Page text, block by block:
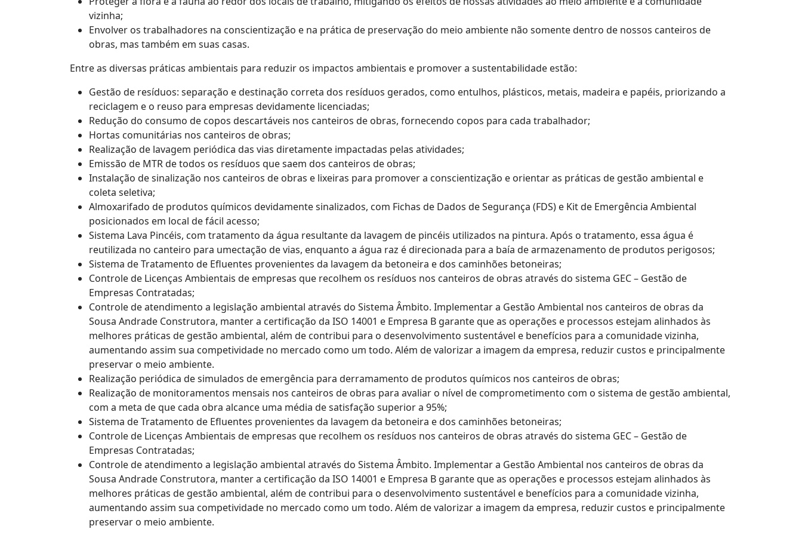
vizinha;
Envolver os trabalhadores na conscientização e na prática de preservação do meio ambiente não somente dentro de nossos canteiros de
obras, mas também em suas casas.
Entre as diversas práticas ambientais para reduzir os impactos ambientais e promover a sustentabilidade estão:
Gestão de resíduos: separação e destinação correta dos resíduos gerados, como entulhos, plásticos, metais, madeira e papéis, priorizando a
reciclagem e o reuso para empresas devidamente licenciadas;
Redução do consumo de copos descartáveis nos canteiros de obras, fornecendo copos para cada trabalhador;
Hortas comunitárias nos canteiros de obras;
Realização de lavagem periódica das vias diretamente impactadas pelas atividades;
Emissão de MTR de todos os resíduos que saem dos canteiros de obras;
Instalação de sinalização nos canteiros de obras e lixeiras para promover a conscientização e orientar as práticas de gestão ambiental e
coleta seletiva;
Almoxarifado de produtos químicos devidamente sinalizados, com Fichas de Dados de Segurança (FDS) e Kit de Emergência Ambiental
posicionados em local de fácil acesso;
Sistema Lava Pincéis, com tratamento da água resultante da lavagem de pincéis utilizados na pintura. Após o tratamento, essa água é
reutilizada no canteiro para umectação de vias, enquanto a água raz é direcionada para a baía de armazenamento de produtos perigosos;
Sistema de Tratamento de Efluentes provenientes da lavagem da betoneira e dos caminhões betoneiras;
Controle de Licenças Ambientais de empresas que recolhem os resíduos nos canteiros de obras através do sistema GEC – Gestão de
Empresas Contratadas;
Controle de atendimento a legislação ambiental através do Sistema Âmbito. Implementar a Gestão Ambiental nos canteiros de obras da
Sousa Andrade Construtora, manter a certificação da ISO 14001 e Empresa B garante que as operações e processos estejam alinhados às
melhores práticas de gestão ambiental, além de contribui para o desenvolvimento sustentável e benefícios para a comunidade vizinha,
aumentando assim sua competividade no mercado como um todo. Além de valorizar a imagem da empresa, reduzir custos e principalmente
preservar o meio ambiente.
Realização periódica de simulados de emergência para derramamento de produtos químicos nos canteiros de obras;
Realização de monitoramentos mensais nos canteiros de obras para avaliar o nível de comprometimento com o sistema de gestão ambiental,
com a meta de que cada obra alcance uma média de satisfação superior a 95%;
Sistema de Tratamento de Efluentes provenientes da lavagem da betoneira e dos caminhões betoneiras;
Controle de Licenças Ambientais de empresas que recolhem os resíduos nos canteiros de obras através do sistema GEC – Gestão de
Empresas Contratadas;
Controle de atendimento a legislação ambiental através do Sistema Âmbito. Implementar a Gestão Ambiental nos canteiros de obras da
Sousa Andrade Construtora, manter a certificação da ISO 14001 e Empresa B garante que as operações e processos estejam alinhados às
melhores práticas de gestão ambiental, além de contribui para o desenvolvimento sustentável e benefícios para a comunidade vizinha,
aumentando assim sua competividade no mercado como um todo. Além de valorizar a imagem da empresa, reduzir custos e principalmente
preservar o meio ambiente.